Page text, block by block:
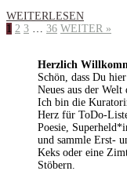
WEITERLESEN
1 2 3 … 36 WEITER »
Herzlich
Schön, dass Du
Neues aus der
Ich bin die
Herz für ToDo-
Poesie,
und sammle Erst-
Keks oder eine
Stöbern.